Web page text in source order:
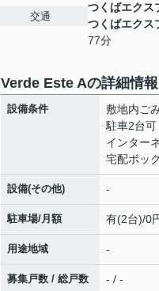
交通
つくばエクス
つくばエクス
77分
Verde Este Aの詳細情報
設備条件
敷地内ご
駐車2台可
インター
宅配ボッ
設備(その他) -
駐車場/月額 有(2台)/0
用途地域 -
募集戸数 / 総戸数 - / -